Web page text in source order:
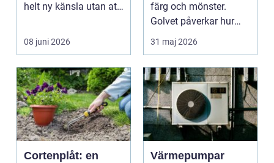
helt ny känsla utan att
08 juni 2026
färg och mönster.
Golvet påverkar hur
rummet upplevs, hur
31 maj 2026
Cortenplåt: en
Värmepumpar